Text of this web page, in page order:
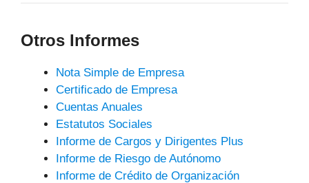
Otros Informes
Nota Simple de Empresa
Certificado de Empresa
Cuentas Anuales
Estatutos Sociales
Informe de Cargos y Dirigentes Plus
Informe de Riesgo de Autónomo
Informe de Crédito de Organización